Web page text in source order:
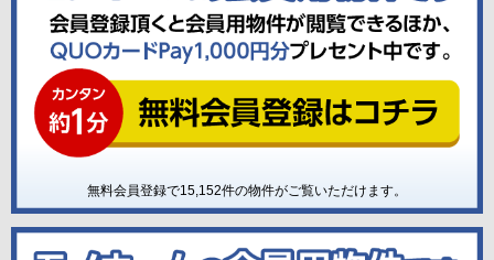
無料会員登録で15,152件の物件がご覧いただけます。